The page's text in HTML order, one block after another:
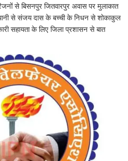
से बिसनपुर जितवारपुर अवास पर मुलाकात
से संजय दास के बच्ची के निधन से शोकाकुल
सहायता के लिए जिला प्रशासन से बात